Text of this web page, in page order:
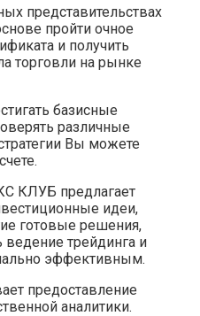
представительствах
пройти очное
и получить
торговли на рынке
базисные
различные
Вы можете
КЛУБ предлагает
идеи,
готовые решения,
ведение трейдинга и
эффективным.
предоставление
аналитики.